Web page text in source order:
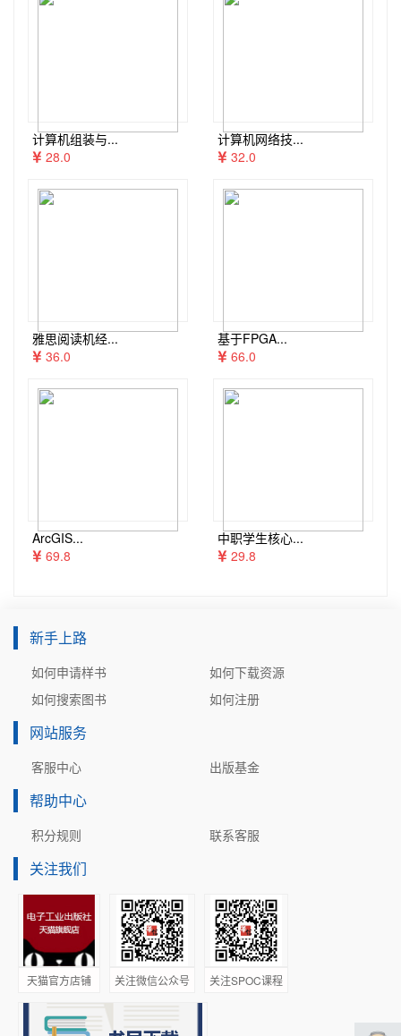
计算机组装与...
28.0
雅思阅读机经...
36.0
ArcGIS...
69.8
计算机网络技...
32.0
基于FPGA...
66.0
中职学生核心...
29.8
新手上路
如何申请样书
如何下载资源
如何搜索图书
如何注册
网站服务
客服中心 出版基金
帮助中心
积分规则 联系客服
关注我们
天猫官方店铺 关注微信公众号 关注SPOC课程